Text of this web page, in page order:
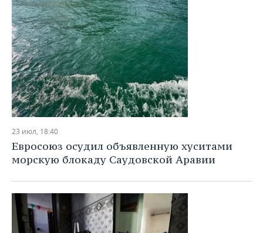
23 июл, 18:40
Евросоюз осудил объявленную хуситами
морскую блокаду Саудовской Аравии